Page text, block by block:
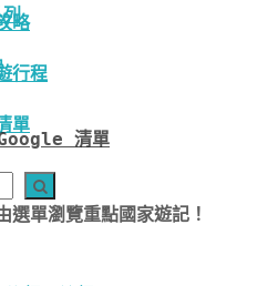
略
行程
單
清單
單瀏覽重點國家遊記！